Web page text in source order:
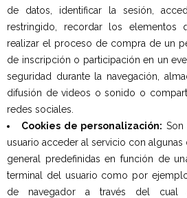
de datos, identificar la sesión,
restringido, recordar los elementos
realizar el proceso de compra de un
de inscripción o participación en un
seguridad durante la navegación,
difusión de videos o sonido o
redes sociales.
Cookies de personalización: Son
usuario acceder al servicio con algunas
general predefinidas en función de
terminal del usuario como por
de navegador a través del cual